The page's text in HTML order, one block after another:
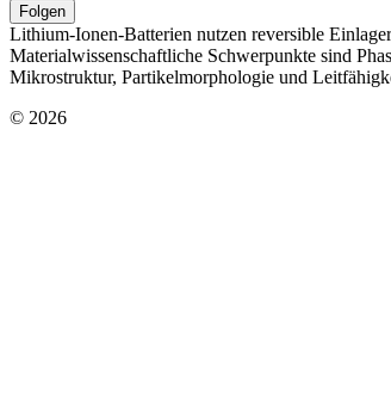
Folgen
Lithium-Ionen-Batterien nutzen reversible
Materialwissenschaftliche Schwerpunkte sind
Mikrostruktur, Partikelmorphologie und
© 2026